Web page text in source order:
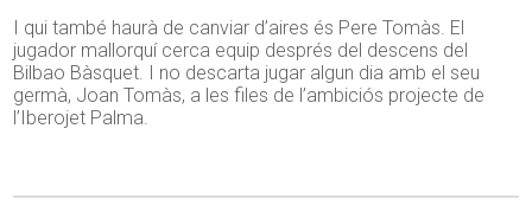
I qui també haurà de canviar d’aires és Pere Tomàs. El
jugador mallorquí cerca equip després del descens del
Bilbao Bàsquet. I no descarta jugar algun dia amb el seu
germà, Joan Tomàs, a les files de l’ambiciós projecte de
l’Iberojet Palma.